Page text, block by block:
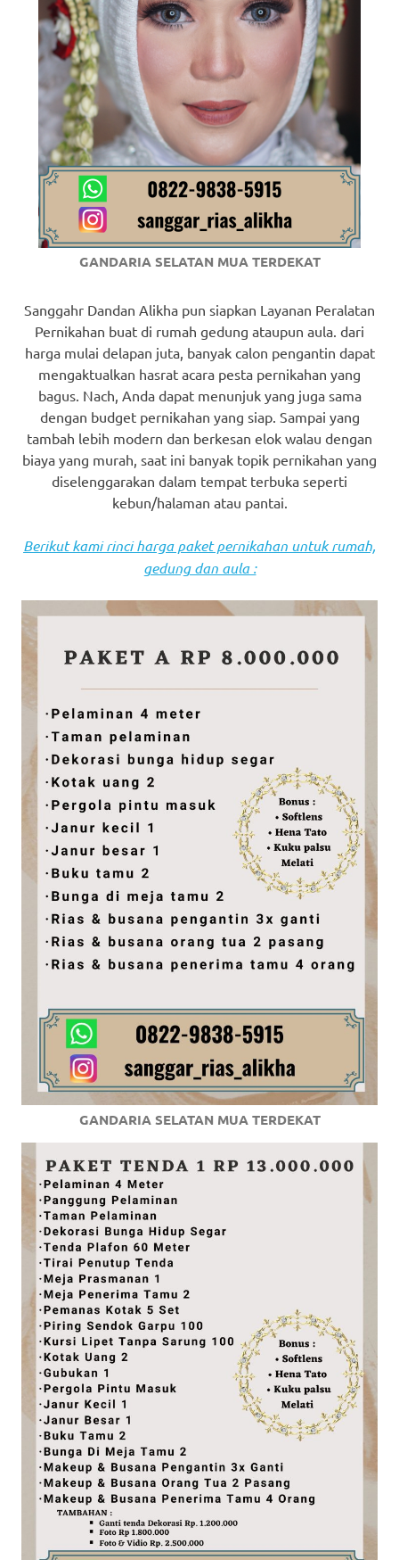
GANDARIA SELATAN MUA TERDEKAT
Sanggahr Dandan Alikha pun siapkan Layanan Peralatan
Pernikahan buat di rumah gedung ataupun aula. dari
harga mulai delapan juta, banyak calon pengantin dapat
mengaktualkan hasrat acara pesta pernikahan yang
bagus. Nach, Anda dapat menunjuk yang juga sama
dengan budget pernikahan yang siap. Sampai yang
tambah lebih modern dan berkesan elok walau dengan
biaya yang murah, saat ini banyak topik pernikahan yang
diselenggarakan dalam tempat terbuka seperti
kebun/halaman atau pantai.
Berikut kami rinci harga paket pernikahan untuk rumah,
gedung dan aula :
GANDARIA SELATAN MUA TERDEKAT